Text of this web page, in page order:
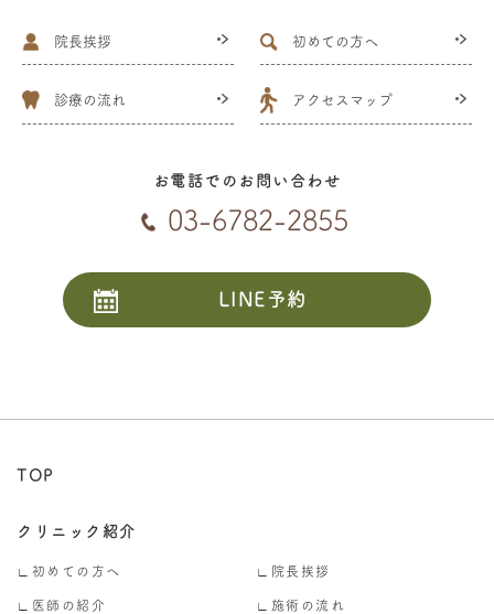
院長挨拶 初めての方へ
診療の流れ アクセスマップ
お電話でのお問い合わせ
03-6782-2855
LINE予約
TOP
クリニック紹介
∟初めての方へ ∟院長挨拶
∟医師の紹介 ∟施術の流れ